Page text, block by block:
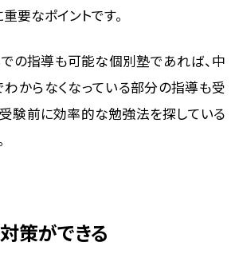
要なポイントです。
の指導も可能な個別塾であれば、中
からなくなっている部分の指導も受
験前に効率的な勉強法を探している
策ができる